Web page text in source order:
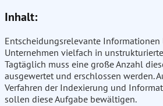
Inhalt:
Entscheidungsrelevante
Unternehmen vielfach in
Tagtäglich muss eine große Anzahl
ausgewertet und erschlossen werden.
Verfahren der Indexierung und
sollen diese Aufgabe bewältigen.